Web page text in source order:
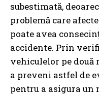
subestimată,
problemă care
poate avea
accidente. Prin
vehiculelor pe două
a preveni astfel de
pentru a asigura un